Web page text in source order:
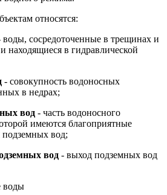
относятся:
воды, сосредоточенные в трещинах и
находящиеся в гидравлической
- совокупность водоносных
в недрах;
вод - часть водоносного
имеются благоприятные
подземных вод;
вод - выход подземных вод
воды